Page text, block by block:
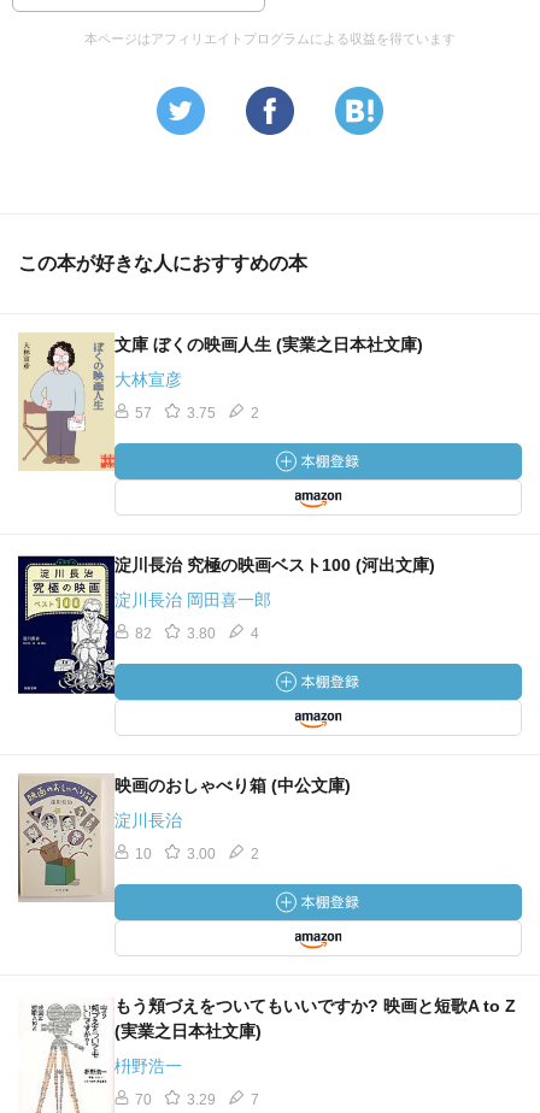
本ページはアフィリエイトプログラムによる収益を得ています
この本が好きな人におすすめの本
文庫 ぼくの映画人生 (実業之日本社文庫)
大林宣彦
57 3.75 2
淀川長治 究極の映画ベスト100 (河出文庫)
淀川長治 岡田喜一郎
82 3.80 4
映画のおしゃべり箱 (中公文庫)
淀川長治
10 3.00 2
もう頬づえをついてもいいですか? 映画と短歌A to Z
(実業之日本社文庫)
枡野浩一
70 3.29 7